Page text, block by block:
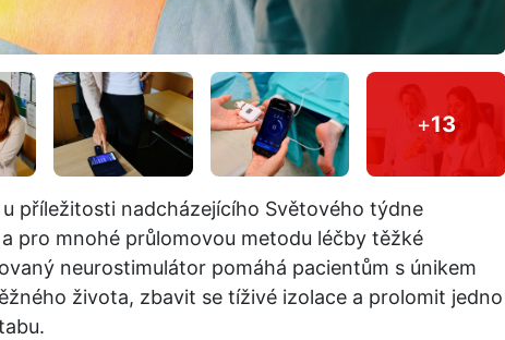
+13
příležitosti nadcházejícího Světového týdne
pro mnohé průlomovou metodu léčby těžké
neurostimulátor pomáhá pacientům s únikem
života, zbavit se tíživé izolace a prolomit jedno